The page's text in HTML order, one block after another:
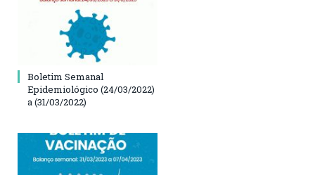
Boletim Semanal
Epidemiológico (24/03/2022)
a (31/03/2022)